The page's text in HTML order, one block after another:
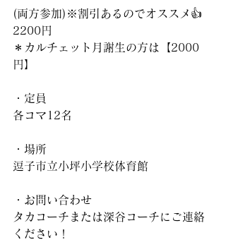
(両方参加)※割引あるのでオススメ👍
2200円
＊カルチェット月謝生の方は【2000
円】
・定員
各コマ12名
・場所
逗子市立小坪小学校体育館
・お問い合わせ
タカコーチまたは深谷コーチにご連絡
ください！